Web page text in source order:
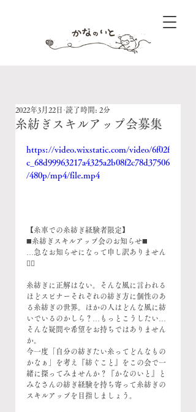
糸紡ぎスキルアップ会募集
2022年3月22日 読了時間: 2分
https://video.wixstatic.com/video/6f02f
c_68d99963217a4325a2b08f2c78d37506
/480p/mp4/file.mp4
【糸車での糸紡ぎ経験者限定】
◼️糸紡ぎスキルアップ会のお知らせ◼️
…急なお知らせになって申し訳ありません
🙇‍♀️
糸紡ぎに正解はない。そんな風に言われる
ほどスピナーそれぞれの紡ぎ方に個性のあ
る糸紡ぎの世界。ほかの人はどんな風に紡
いでいるのかしら？…もっとこうしたい…
そんな疑問や希望をお持ちではありません
か。
今一度「自分の紡ぎたい糸ってどんなもの
かなぁ」を考え『紡ぐこと』をこの会で一
緒に探ってみませんか？『かなのいと』と
みなさんの紡ぎ経験を持ち寄って糸紡ぎの
スキルアップを目指しましょう。